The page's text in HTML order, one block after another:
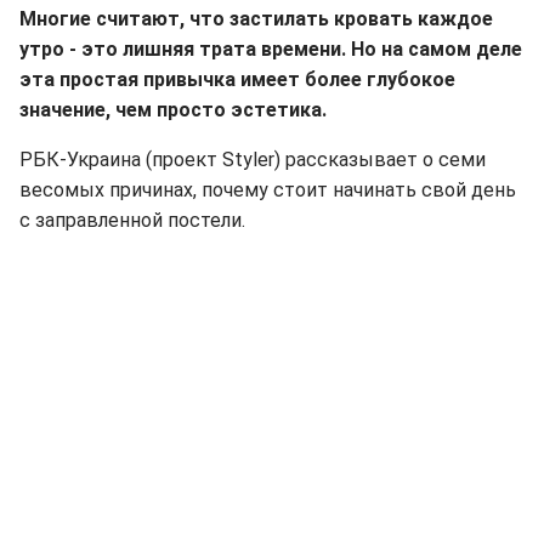
Многие считают, что застилать кровать каждое
утро - это лишняя трата времени. Но на самом деле
эта простая привычка имеет более глубокое
значение, чем просто эстетика.
РБК-Украина (проект Styler) рассказывает о семи
весомых причинах, почему стоит начинать свой день
с заправленной постели.